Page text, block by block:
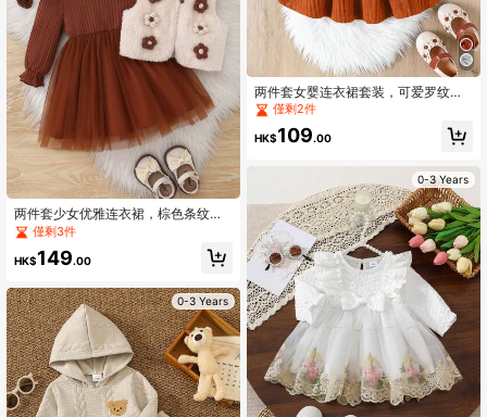
两件套少女优雅连衣裙，棕色条纹长
袖拼接网纱连衣裙搭配杏色蓬松钩针
装饰开衫，春/秋/冬装
僅剩3件
HK$149.00
0-3 Years
两件套女婴连衣裙套装，可爱罗纹荷
叶边蝴蝶结拼接松紧腰毛绒边公主裙
和贝雷帽套装，适合温暖的春秋季休
闲穿着
僅剩2件
HK$109.00
0-3 Years